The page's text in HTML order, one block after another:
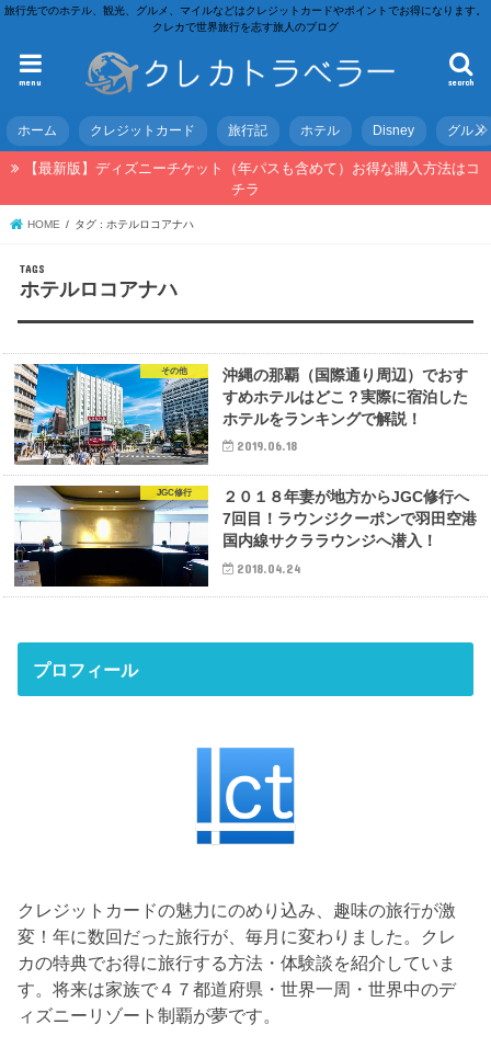
旅行先でのホテル、観光、グルメ、マイルなどはクレジットカードやポイントでお得になります。
クレカで世界旅行を志す旅人のブログ
search
menu
ホーム クレジットカード 旅行記 ホテル Disney グルメ
【最新版】ディズニーチケット（年パスも含めて）お得な購入方法はコ
チラ
HOME タグ : ホテルロコアナハ
ホテルロコアナハ
その他
沖縄の那覇（国際通り周辺）でおす
すめホテルはどこ？実際に宿泊した
ホテルをランキングで解説！
2019.06.18
JGC修行
２０１８年妻が地方からJGC修行へ
7回目！ラウンジクーポンで羽田空港
国内線サクララウンジへ潜入！
2018.04.24
プロフィール
クレジットカードの魅力にのめり込み、趣味の旅行が激
変！年に数回だった旅行が、毎月に変わりました。クレ
カの特典でお得に旅行する方法・体験談を紹介していま
す。将来は家族で４７都道府県・世界一周・世界中のデ
ィズニーリゾート制覇が夢です。